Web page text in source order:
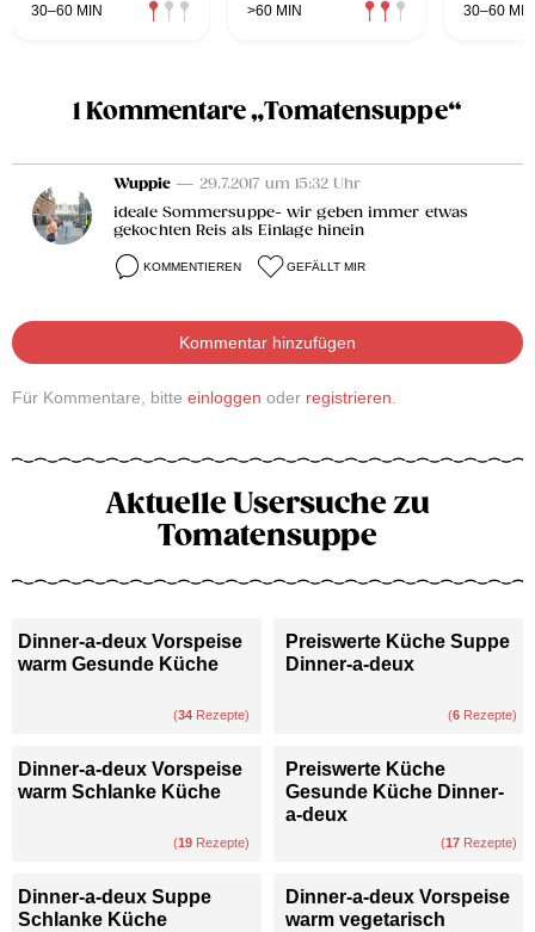
30–60 MIN >60 MIN 30–60 MIN
1 Kommentare „Tomatensuppe“
Wuppie — 29.7.2017 um 15:32 Uhr
ideale Sommersuppe- wir geben immer etwas
gekochten Reis als Einlage hinein
KOMMENTIEREN GEFÄLLT MIR
Kommentar hinzufügen
Für Kommentare, bitte einloggen oder registrieren.
Aktuelle Usersuche zu
Tomatensuppe
Dinner-a-deux Vorspeise
warm Gesunde Küche
(34 Rezepte)
Preiswerte Küche Suppe
Dinner-a-deux
(6 Rezepte)
Dinner-a-deux Vorspeise
warm Schlanke Küche
(19 Rezepte)
Preiswerte Küche
Gesunde Küche Dinner-
a-deux
(17 Rezepte)
Dinner-a-deux Suppe
Schlanke Küche
Dinner-a-deux Vorspeise
warm vegetarisch